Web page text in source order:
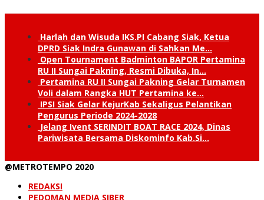
Harlah dan Wisuda IKS.PI Cabang Siak, Ketua
DPRD Siak Indra Gunawan di Sahkan Me…
Open Tournament Badminton BAPOR Pertamina
RU II Sungai Pakning, Resmi Dibuka, In…
Pertamina RU II Sungai Pakning Gelar Turnamen
Voli dalam Rangka HUT Pertamina ke…
IPSI Siak Gelar KejurKab Sekaligus Pelantikan
Pengurus Periode 2024-2028
Jelang Ivent SERINDIT BOAT RACE 2024, Dinas
Pariwisata Bersama Diskominfo Kab.Si…
@METROTEMPO 2020
REDAKSI
PEDOMAN MEDIA SIBER